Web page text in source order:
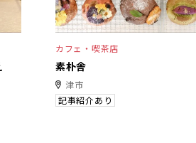
カフェ・喫茶店
素朴舎
津市
記事紹介あり